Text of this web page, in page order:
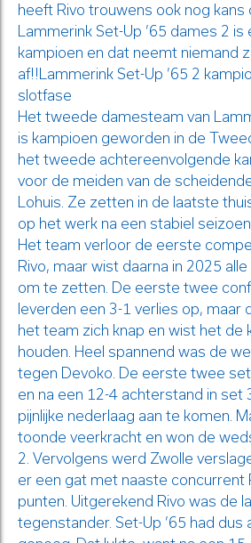
heeft Rivo trouwens ook nog kans
Lammerink Set-Up ’65 dames 2 is
kampioen en dat neemt niemand
af!!Lammerink Set-Up ’65 2
slotfase
Het tweede damesteam van
is kampioen geworden in de
het tweede achtereenvolgende
voor de meiden van de
Lohuis. Ze zetten in de laatste
op het werk na een stabiel seizoen.
Het team verloor de eerste
Rivo, maar wist daarna in 2025
om te zetten. De eerste twee
leverden een 3-1 verlies op, maar
het team zich knap en wist het de
houden. Heel spannend was de
tegen Devoko. De eerste twee
en na een 12-4 achterstand in set
pijnlijke nederlaag aan te komen.
toonde veerkracht en won de
2. Vervolgens werd Zwolle
er een gat met naaste concurrent
punten. Uitgerekend Rivo was de
tegenstander. Set-Up ’65 had dus